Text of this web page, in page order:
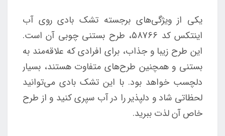
یکی از ویژگی‌های برجسته تشک بادی روی آب
اینتکس کد 58766، طرح بستنی چوبی آن است.
این طرح زیبا و جذاب، برای افرادی که علاقه‌مند به
بستنی و همچنین طرح‌های متفاوت هستند، بسیار
دلچسب خواهد بود. با این تشک بادی می‌توانید
لحظاتی شاد و دلپذیر را در آب سپری کنید و از طرح
خاص آن لذت ببرید.